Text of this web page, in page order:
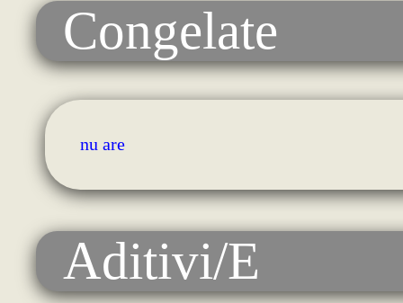
Congelate
nu are
Aditivi/E